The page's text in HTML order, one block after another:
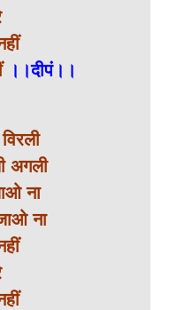
।।दीपं।।
अगली
ना
ना